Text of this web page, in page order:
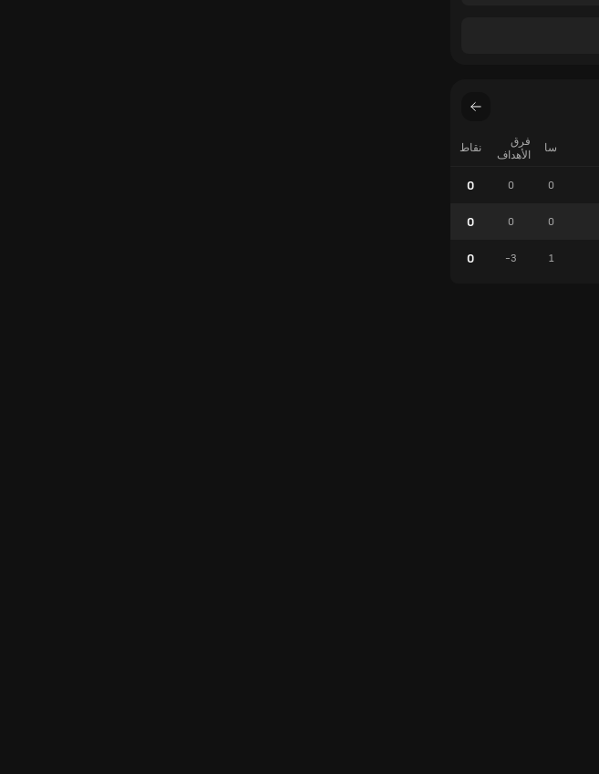
سا
فرق
الأهداف
نقاط
0
0
0
0
0
0
1
-3
0